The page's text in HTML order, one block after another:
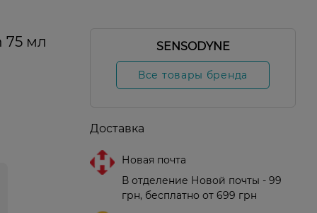
75 мл SENSODYNE
Все товары бренда
Доставка
Новая почта
В отделение Новой почты - 99
грн, бесплатно от 699 грн